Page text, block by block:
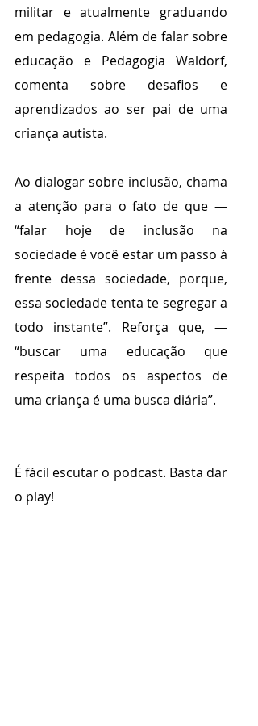
militar e atualmente graduando
em pedagogia. Além de falar sobre
educação e Pedagogia Waldorf,
comenta sobre desafios e
aprendizados ao ser pai de uma
criança autista.
Ao dialogar sobre inclusão, chama
a atenção para o fato de que —
“falar hoje de inclusão na
sociedade é você estar um passo à
frente dessa sociedade, porque,
essa sociedade tenta te segregar a
todo instante”. Reforça que, —
“buscar uma educação que
respeita todos os aspectos de
uma criança é uma busca diária”.
É fácil escutar o podcast. Basta dar
o play!